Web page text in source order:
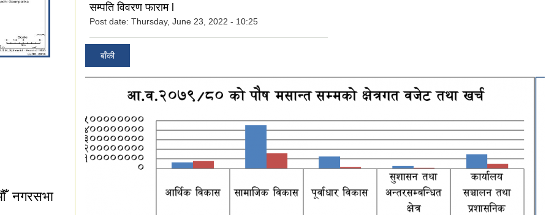
नगरसभा
सम्पति विवरण फाराम l
Post date: Thursday, June 23, 2022 - 10:25
बाँकी